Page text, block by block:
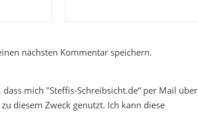
nächsten Kommentar speichern.
mich "Steffis-Schreibsicht.de“ per Mail über
diesem Zweck genutzt. Ich kann diese